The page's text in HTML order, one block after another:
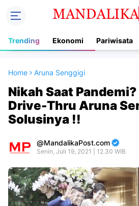
Trending Ekonomi Pariwisata
Home Aruna Senggigi
Nikah Saat
Drive-Thru Aruna
Solusinya !!
MandalikaPost.com
Senin, Juli 19, 2021 | 12.30 WIB